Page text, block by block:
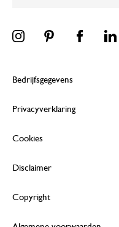
Bedrijfsgegevens
Privacyverklaring
Cookies
Disclaimer
Copyright